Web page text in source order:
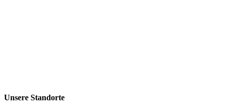
Unsere Standorte